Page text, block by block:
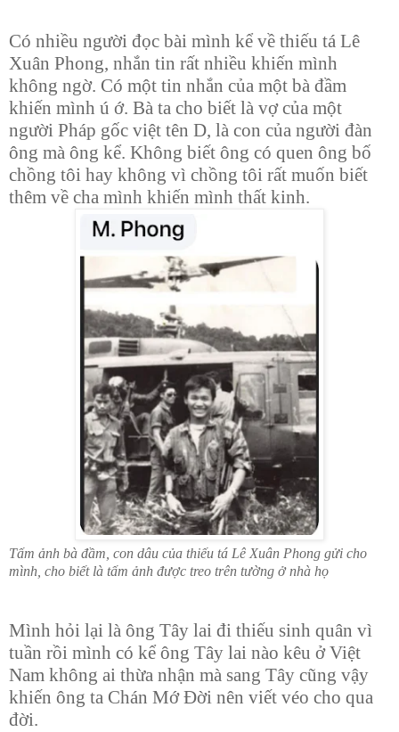
Có nhiều người đọc bài mình kể về thiếu tá Lê
Xuân Phong, nhắn tin rất nhiều khiến mình
không ngờ. Có một tin nhắn của một bà đầm
khiến mình ú ớ. Bà ta cho biết là vợ của một
người Pháp gốc việt tên D, là con của người đàn
ông mà ông kể. Không biết ông có quen ông bố
chồng tôi hay không vì chồng tôi rất muốn biết
thêm về cha mình khiến mình thất kinh.
Tấm ảnh bà đầm, con dâu của thiếu tá Lê Xuân Phong gửi cho
mình, cho biết là tấm ảnh được treo trên tường ở nhà họ
Mình hỏi lại là ông Tây lai đi thiếu sinh quân vì
tuần rồi mình có kể ông Tây lai nào kêu ở Việt
Nam không ai thừa nhận mà sang Tây cũng vậy
khiến ông ta Chán Mớ Đời nên viết véo cho qua
đời.